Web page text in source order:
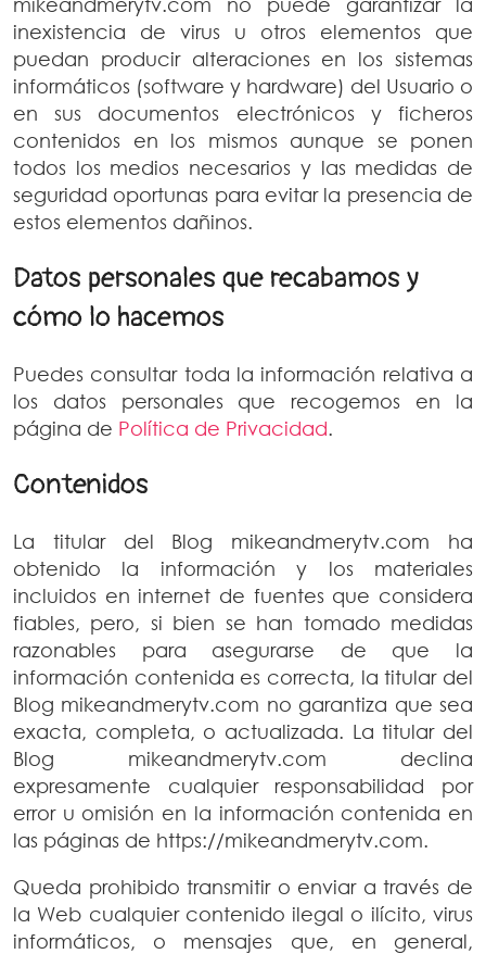
inexistencia de virus u otros elementos que
puedan producir alteraciones en los sistemas
informáticos (software y hardware) del Usuario o
en sus documentos electrónicos y ficheros
contenidos en los mismos aunque se ponen
todos los medios necesarios y las medidas de
seguridad oportunas para evitar la presencia de
estos elementos dañinos.
Datos personales que recabamos y
cómo lo hacemos
Puedes consultar toda la información relativa a
los datos personales que recogemos en la
página de Política de Privacidad.
Contenidos
La titular del Blog mikeandmerytv.com ha
obtenido la información y los materiales
incluidos en internet de fuentes que considera
fiables, pero, si bien se han tomado medidas
razonables para asegurarse de que la
información contenida es correcta, la titular del
Blog mikeandmerytv.com no garantiza que sea
exacta, completa, o actualizada. La titular del
Blog mikeandmerytv.com declina
expresamente cualquier responsabilidad por
error u omisión en la información contenida en
las páginas de https://mikeandmerytv.com.
Queda prohibido transmitir o enviar a través de
la Web cualquier contenido ilegal o ilícito, virus
informáticos, o mensajes que, en general,